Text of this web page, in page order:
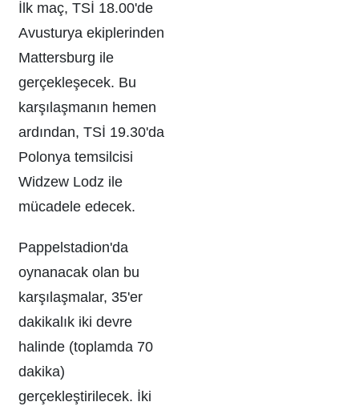
İlk maç, TSİ 18.00'de
Avusturya ekiplerinden
Mattersburg ile
gerçekleşecek. Bu
karşılaşmanın hemen
ardından, TSİ 19.30'da
Polonya temsilcisi
Widzew Lodz ile
mücadele edecek.
Pappelstadion'da
oynanacak olan bu
karşılaşmalar, 35'er
dakikalık iki devre
halinde (toplamda 70
dakika)
gerçekleştirilecek. İki